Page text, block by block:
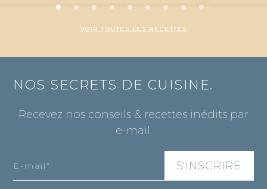
VOIR TOUTES LES RECETTES
NOS SECRETS DE CUISINE.
Recevez nos conseils & recettes inédits par
e-mail.